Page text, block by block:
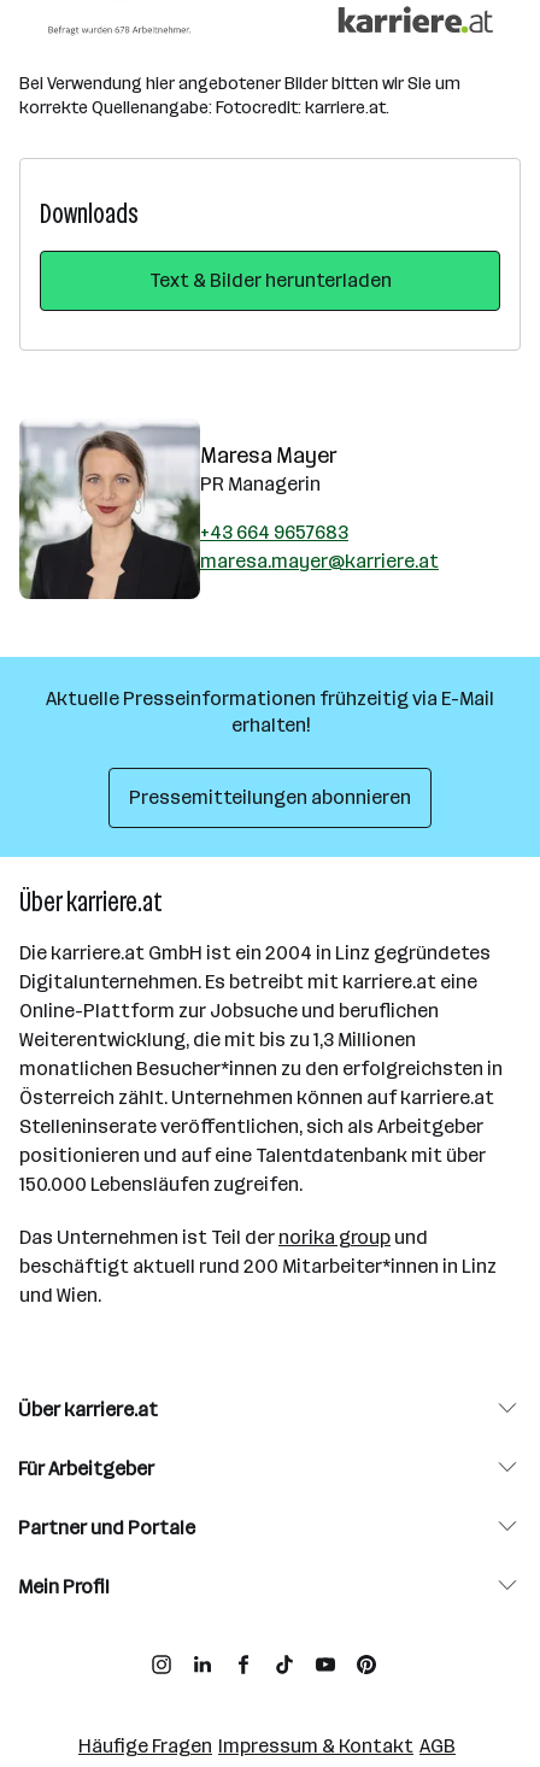
Datei downloaden
Bei Verwendung hier angebotener Bilder bitten wir Sie um
korrekte Quellenangabe: Fotocredit: karriere.at.
Downloads
Text & Bilder herunterladen
Maresa Mayer
PR Managerin
+43 664 9657683
maresa.mayer@karriere.at
Aktuelle Presseinformationen frühzeitig via E-Mail
erhalten!
Pressemitteilungen abonnieren
Über karriere.at
Die karriere.at GmbH ist ein 2004 in Linz gegründetes
Digitalunternehmen. Es betreibt mit karriere.at eine
Online-Plattform zur Jobsuche und beruflichen
Weiterentwicklung, die mit bis zu 1,3 Millionen
monatlichen Besucher*innen zu den erfolgreichsten in
Österreich zählt. Unternehmen können auf karriere.at
Stelleninserate veröffentlichen, sich als Arbeitgeber
positionieren und auf eine Talentdatenbank mit über
150.000 Lebensläufen zugreifen.
Das Unternehmen ist Teil der norika group und
beschäftigt aktuell rund 200 Mitarbeiter*innen in Linz
und Wien.
Über karriere.at
Für Arbeitgeber
Partner und Portale
Mein Profil
Häufige Fragen Impressum & Kontakt AGB